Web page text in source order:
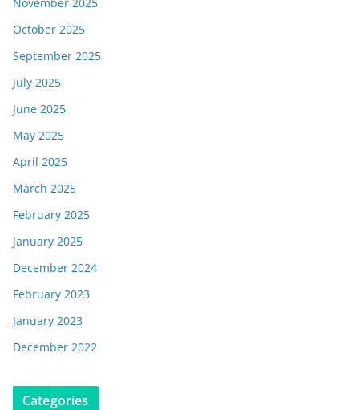
October 2025
September 2025
July 2025
June 2025
May 2025
April 2025
March 2025
February 2025
January 2025
December 2024
February 2023
January 2023
December 2022
Categories